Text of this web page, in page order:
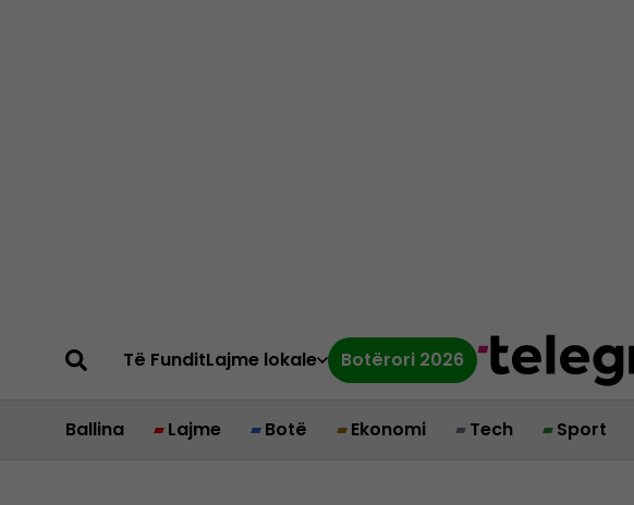
Të FunditLajme lokale Botërori 2026
Ballina Lajme Botë Ekonomi Tech Sport